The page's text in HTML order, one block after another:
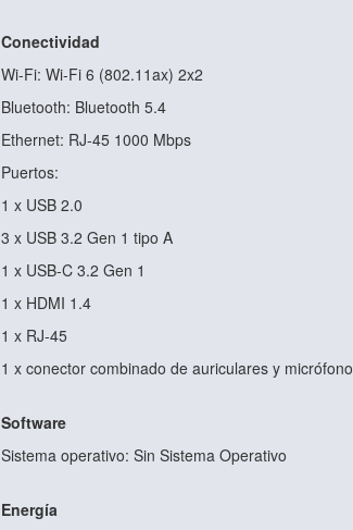
Conectividad
Wi-Fi: Wi-Fi 6 (802.11ax) 2x2
Bluetooth: Bluetooth 5.4
Ethernet: RJ-45 1000 Mbps
Puertos:
1 x USB 2.0
3 x USB 3.2 Gen 1 tipo A
1 x USB-C 3.2 Gen 1
1 x HDMI 1.4
1 x RJ-45
1 x conector combinado de auriculares y micrófono
Software
Sistema operativo: Sin Sistema Operativo
Energía